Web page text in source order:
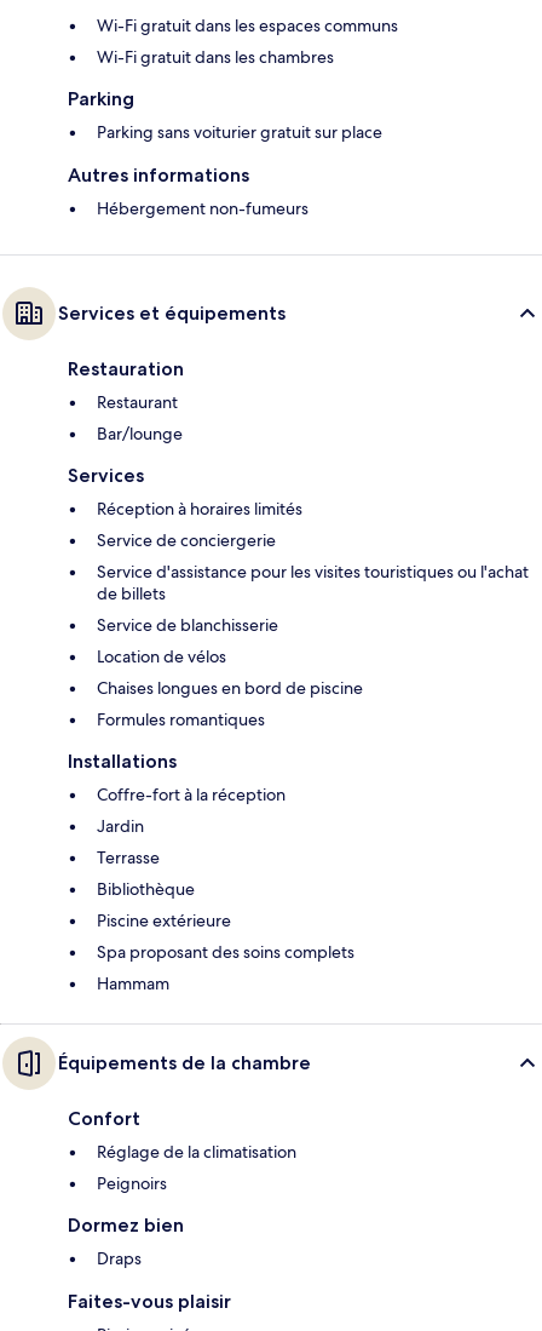
Wi-Fi gratuit dans les espaces communs
Wi-Fi gratuit dans les chambres
Parking
Parking sans voiturier gratuit sur place
Autres informations
Hébergement non-fumeurs
Services et équipements
Restauration
Restaurant
Bar/lounge
Services
Réception à horaires limités
Service de conciergerie
Service d'assistance pour les visites touristiques ou l'achat
de billets
Service de blanchisserie
Location de vélos
Chaises longues en bord de piscine
Formules romantiques
Installations
Coffre-fort à la réception
Jardin
Terrasse
Bibliothèque
Piscine extérieure
Spa proposant des soins complets
Hammam
Équipements de la chambre
Confort
Réglage de la climatisation
Peignoirs
Dormez bien
Draps
Faites-vous plaisir